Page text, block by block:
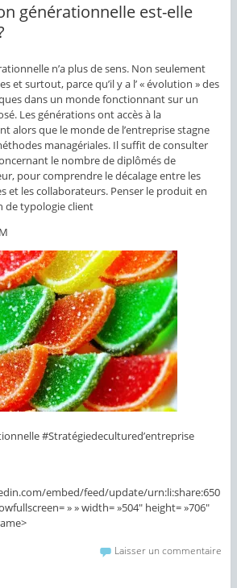
générationnelle est-elle
n’a plus de sens. Non seulement
et surtout, parce qu’il y a l’ « évolution » des
dans un monde fonctionnant sur un
Les générations ont accès à la
alors que le monde de l’entreprise stagne
managériales. Il suffit de consulter
le nombre de diplômés de
pour comprendre le décalage entre les
et les collaborateurs. Penser le produit en
de typologie client
#Stratégiedecultured’entreprise
embed/feed/update/urn:li:share:650
» » width= »504″ height= »706″
Laisser un commentaire